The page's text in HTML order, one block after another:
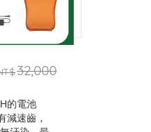
32,000
的電池
減速齒，